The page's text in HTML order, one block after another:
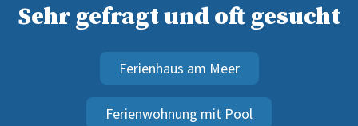
Sehr gefragt und oft gesucht
Ferienhaus am Meer
Ferienwohnung mit Pool